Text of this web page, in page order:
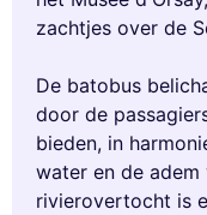
zachtjes over de
De batobus
door de
bieden, in
water en de
rivierovertocht is